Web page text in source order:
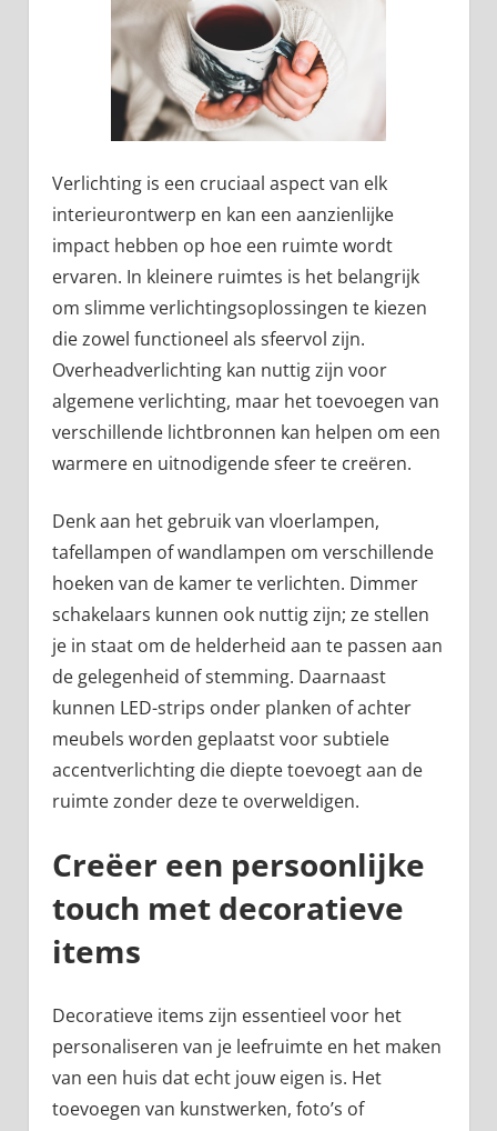
Verlichting is een cruciaal aspect van elk
interieurontwerp en kan een aanzienlijke
impact hebben op hoe een ruimte wordt
ervaren. In kleinere ruimtes is het belangrijk
om slimme verlichtingsoplossingen te kiezen
die zowel functioneel als sfeervol zijn.
Overheadverlichting kan nuttig zijn voor
algemene verlichting, maar het toevoegen van
verschillende lichtbronnen kan helpen om een
warmere en uitnodigende sfeer te creëren.
Denk aan het gebruik van vloerlampen,
tafellampen of wandlampen om verschillende
hoeken van de kamer te verlichten. Dimmer
schakelaars kunnen ook nuttig zijn; ze stellen
je in staat om de helderheid aan te passen aan
de gelegenheid of stemming. Daarnaast
kunnen LED-strips onder planken of achter
meubels worden geplaatst voor subtiele
accentverlichting die diepte toevoegt aan de
ruimte zonder deze te overweldigen.
Creëer een persoonlijke
touch met decoratieve
items
Decoratieve items zijn essentieel voor het
personaliseren van je leefruimte en het maken
van een huis dat echt jouw eigen is. Het
toevoegen van kunstwerken, foto’s of